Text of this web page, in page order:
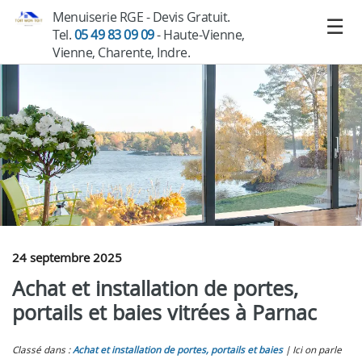
Menuiserie RGE - Devis Gratuit.
Tel.05 49 83 09 09- Haute-Vienne,
Vienne, Charente, Indre.
24 septembre 2025
Achat et installation de portes,
portails et baies vitrées à Parnac
Classé dans :Achat et installation de portes, portails et baies
Ici on parle